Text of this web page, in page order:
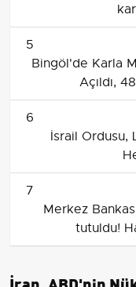
5
Bingöl'de Karla
Açıldı,
6
İsrail Ordusu,
7
Merkez
tutuldu!